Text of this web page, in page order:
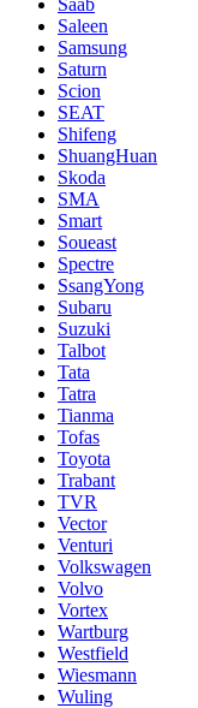
Saab
Saleen
Samsung
Saturn
Scion
SEAT
Shifeng
ShuangHuan
Skoda
SMA
Smart
Soueast
Spectre
SsangYong
Subaru
Suzuki
Talbot
Tata
Tatra
Tianma
Tofas
Toyota
Trabant
TVR
Vector
Venturi
Volkswagen
Volvo
Vortex
Wartburg
Westfield
Wiesmann
Wuling